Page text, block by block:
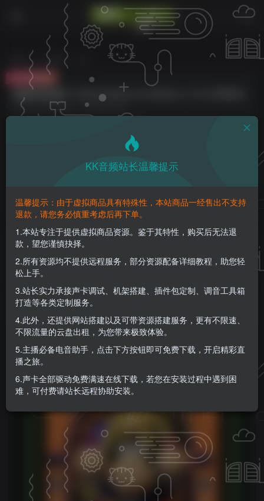
首页 VST插件
此内容为付费资源，请付费后查看
K币3
请登录购买，否则密码遗忘或资源丢失需重新购买，链接失效请加微
信：yqyptys
付费资源
雄狮限制器插件！Safari Pedals Lion Master
v1.5.72 WIN&MAC
9个月前更新
关注 私信
KK音频站长温馨提示
温馨提示：由于虚拟商品具有特殊性，本站商品一经售出不支持
退款，请您务必慎重考虑后再下单。
1.本站专注于提供虚拟商品资源。鉴于其特性，购买后无法退
款，望您谨慎抉择。
2.所有资源均不提供远程服务，部分资源配备详细教程，助您轻
松上手。
3.站长实力承接声卡调试、机架搭建、插件包定制、调音工具箱
打造等各类定制服务。
4.此外，还提供网站搭建以及可带资源搭建服务，更有不限速、
不限流量的云盘出租，为您带来极致体验。
5.主播必备电音助手，点击下方按钮即可免费下载，开启精彩直
播之旅。
6.声卡全部驱动免费满速在线下载，若您在安装过程中遇到困
难，可付费请站长远程协助安装。